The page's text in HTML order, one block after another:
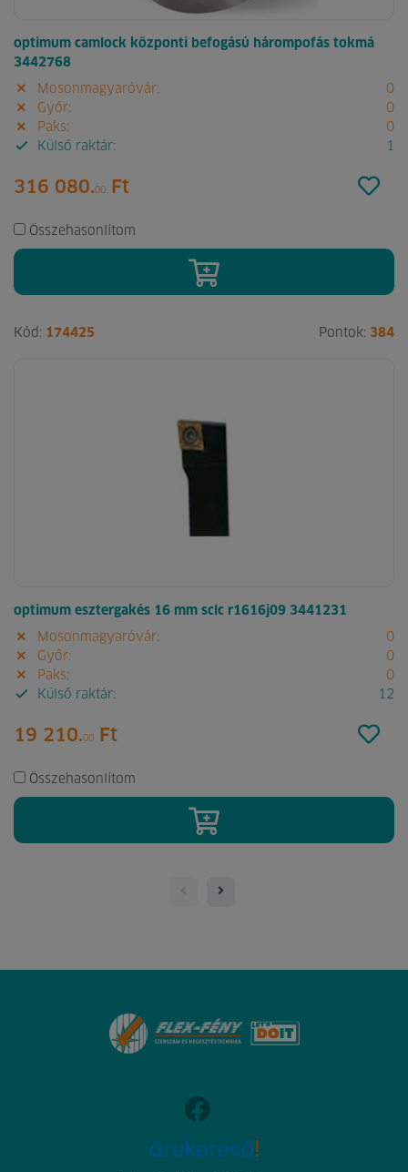
optimum camlock központi befogású hárompofás tokmá
3442768
Mosonmagyaróvár:
0
Győr:
0
Paks:
0
Külső raktár:
1
316 080.00 Ft
Összehasonlítom
Kód: 174425 Pontok: 384
optimum esztergakés 16 mm sclc r1616j09 3441231
Mosonmagyaróvár:
0
Győr:
0
Paks:
0
Külső raktár:
12
19 210.00 Ft
Összehasonlítom